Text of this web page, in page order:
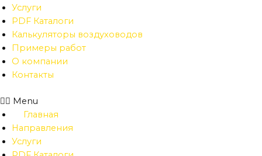
Услуги
PDF Каталоги
Калькуляторы воздуховодов
Примеры работ
О компании
Контакты
Menu
Главная
Направления
Услуги